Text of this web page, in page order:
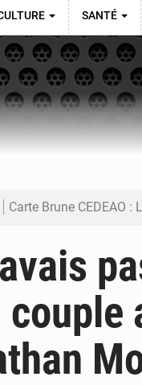
SANTÉ
Carte Brune CEDEAO :
Budget vert 2027 : Le
Travail domestique non
Maurice : Démission